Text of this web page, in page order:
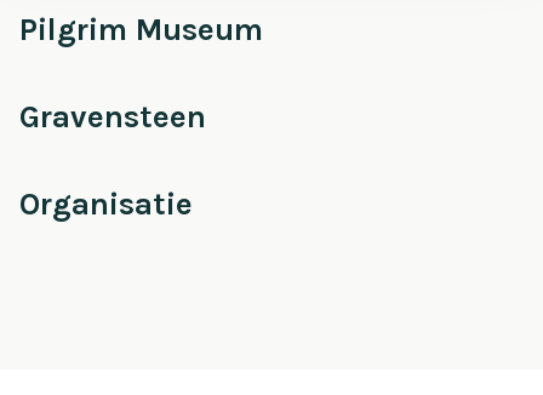
Pilgrim Museum
Gravensteen
Organisatie